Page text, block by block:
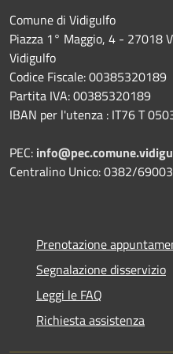
Comune di Vidigulfo
Piazza 1° Maggio, 4 - 27018
Vidigulfo
Codice Fiscale: 00385320189
Partita IVA: 00385320189
IBAN per l'utenza : IT76 T
PEC:
Centralino Unico: 0382/69003
Prenotazione
Segnalazione disservizio
Leggi le FAQ
Richiesta assistenza